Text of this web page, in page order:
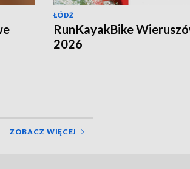
ŁÓDŹ
RunKayakBike
2026
ZOBACZ WIĘCEJ